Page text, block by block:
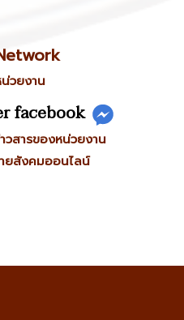
วยงาน
facebook
สารของหน่วยงาน
ยสังคมออนไลน์